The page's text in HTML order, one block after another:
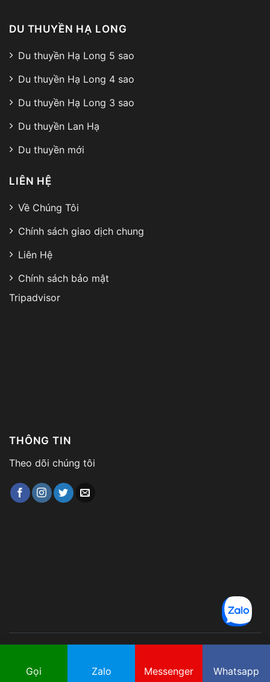
DU THUYỀN HẠ LONG
Du thuyền Hạ Long 5 sao
Du thuyền Hạ Long 4 sao
Du thuyền Hạ Long 3 sao
Du thuyền Lan Hạ
Du thuyền mới
LIÊN HỆ
Về Chúng Tôi
Chính sách giao dịch chung
Liên Hệ
Chính sách bảo mật
Tripadvisor
THÔNG TIN
Theo dõi chúng tôi
Thomas Kim. All Rights Reserved.
Gọi Zalo Messenger Whatsapp